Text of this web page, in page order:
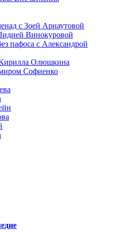
с Зоей Арнаутовой
Винокуровой
пафоса с Александрой
Олюшкина
Софиенко